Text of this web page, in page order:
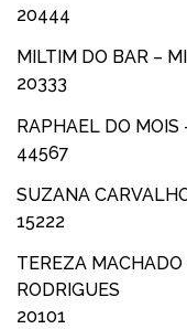
20444
MILTIM DO BAR –
20333
RAPHAEL DO MOIS
44567
SUZANA
15222
TEREZA
RODRIGUES
20101